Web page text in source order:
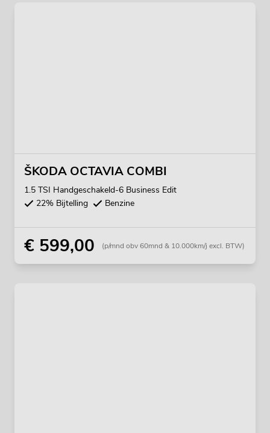
ŠKODA OCTAVIA COMBI
1.5 TSI Handgeschakeld-6 Business Edit
22% Bijtelling
Benzine
€ 599,00 (p/mnd obv 60mnd & 10.000km/j excl. BTW)